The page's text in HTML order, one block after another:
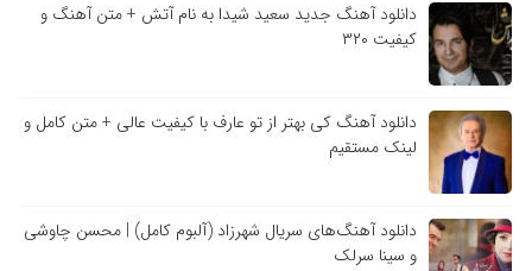
دانلود آهنگ جدید سعید شیدا به نام آتش + متن آهنگ و
کیفیت ۳۲۰
دانلود آهنگ کی بهتر از تو عارف با کیفیت عالی + متن کامل و
لینک مستقیم
دانلود آهنگ‌های سریال شهرزاد (آلبوم کامل) | محسن چاوشی
و سینا سرلک